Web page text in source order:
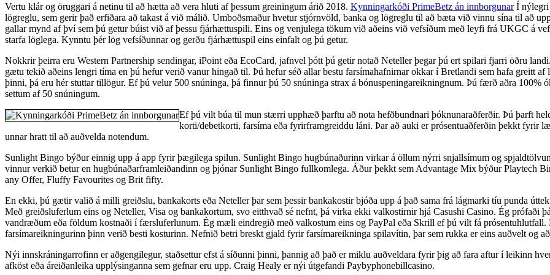
Vertu klár og öruggari á netinu til að hætta að vera hluti af þessum greiningum árið 2018. Kynningarkóði PrimeBetz án innborgunarÍ nýlegri
lögreglu, sem gerir það erfiðara að takast á við málið. Umboðsmaður hvetur stjórnvöld, banka og lögreglu til að bæta við vinnu sína til að
gallar mynd af því sem þú getur búist við af þessu fjárhættuspili. Eins og venjulega tökum við aðeins við vefsíðum með leyfi frá UKGC á
starfa löglega. Kynntu þér lög vefsíðunnar og gerðu fjárhættuspil eins einfalt og þú getur.
Nokkrir þeirra eru Western Partnership sendingar, iPoint eða EcoCard, jafnvel þótt þú getir notað Neteller þegar þú ert spilari fjarri öðru
gætu tekið aðeins lengri tíma en þú hefur verið vanur hingað til. Þú hefur séð allar bestu farsímahafnirnar okkar í Bretlandi sem hafa greitt
þinni, þá eru hér stuttar tillögur. Ef þú velur 500 snúninga, þá finnur þú 50 snúninga strax á bónuspeningareikningnum. Þú færð aðra 100%
settum af 50 snúningum.
Ef þú vilt búa til mun stærri upphæð þarftu að nota hefðbundnari þóknunaraðferðir. Þú þarft
korti/debetkorti, farsíma eða fyrirframgreiddu láni. Þar að auki er prósentuaðferðin þekkt fyrir
unnar hratt til að auðvelda notendum.
Sunlight Bingo býður einnig upp á app fyrir þægilega spilun. Sunlight Bingo hugbúnaðurinn virkar á öllum nýrri snjallsímum og
vinnur verkið betur en hugbúnaðarframleiðandinn og þjónar Sunlight Bingo fullkomlega. Áður þekkt sem Advantage Mix býður Playtech
any Offer, Fluffy Favourites og Brit fifty.
En ekki, þú gætir valið á milli greiðslu, bankakorts eða Neteller þar sem þessir bankakostir bjóða upp á það sama frá lágmarki tíu punda
Með greiðsluferlum eins og Neteller, Visa og bankakortum, svo eitthvað sé nefnt, þá virka ekki valkostirnir hjá Casushi Casino. Ég
vandræðum eða földum kostnaði í færsluferlunum. Ég mæli eindregið með valkostum eins og PayPal eða Skrill ef þú vilt fá
farsímareikningurinn þinn verið besti kosturinn. Nefnið betri breskt gjald fyrir farsímareikninga spilavítin, þar sem rukka er eins auðvelt og
Nýi innskráningarrofinn er aðgengilegur, staðsettur efst á síðunni þinni, þannig að það er miklu auðveldara fyrir þig að fara aftur í leikinn
afköst eða áreiðanleika upplýsinganna sem gefnar eru upp. Craig Healy er nýi útgefandi Paybyphonebillcasino.